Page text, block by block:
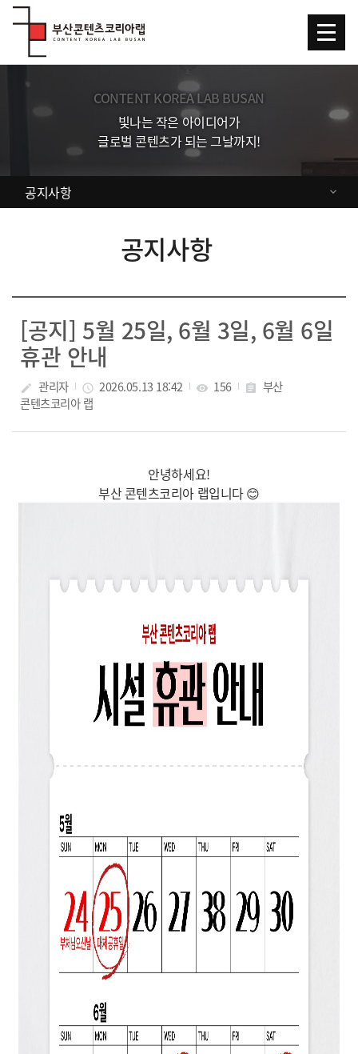
Skip Menu
CONTENT KOREA LAB BUSAN
빛나는 작은 아이디어가
글로벌 콘텐츠가 되는 그날까지!
공지사항
공지사항
[공지] 5월 25일, 6월 3일, 6월 6일
휴관 안내
create 관리자 access_time 2026.05.13 18:42 visibility 156 assignment
부산
콘텐츠코리아 랩
안녕하세요!
부산 콘텐츠코리아 랩입니다 😊